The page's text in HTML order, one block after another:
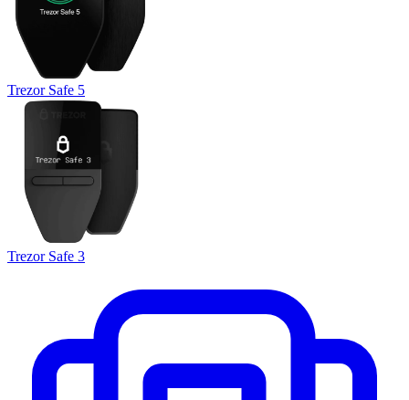
Trezor Safe 5
Trezor Safe 3